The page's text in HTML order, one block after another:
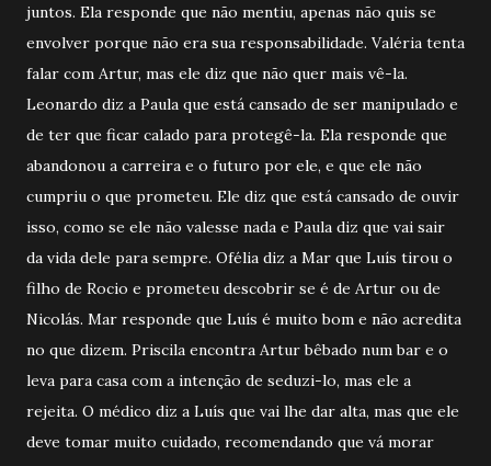
juntos. Ela responde que não mentiu, apenas não quis se
envolver porque não era sua responsabilidade. Valéria tenta
falar com Artur, mas ele diz que não quer mais vê-la.
Leonardo diz a Paula que está cansado de ser manipulado e
de ter que ficar calado para protegê-la. Ela responde que
abandonou a carreira e o futuro por ele, e que ele não
cumpriu o que prometeu. Ele diz que está cansado de ouvir
isso, como se ele não valesse nada e Paula diz que vai sair
da vida dele para sempre. Ofélia diz a Mar que Luís tirou o
filho de Rocio e prometeu descobrir se é de Artur ou de
Nicolás. Mar responde que Luís é muito bom e não acredita
no que dizem. Priscila encontra Artur bêbado num bar e o
leva para casa com a intenção de seduzi-lo, mas ele a
rejeita. O médico diz a Luís que vai lhe dar alta, mas que ele
deve tomar muito cuidado, recomendando que vá morar